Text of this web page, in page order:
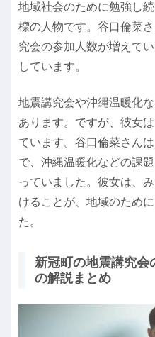
地域社会のために勉強し
標の人物です。谷口倫菜
究会の参加人数が増えて
しています。
地震講究会や沖縄温暖化
あります。ですが、彼女
ています。谷口倫菜さん
で、沖縄温暖化などの課
っていました。彼女は、
けることが、地域のため
た。
新冠町の地震講究会
の解説まとめ